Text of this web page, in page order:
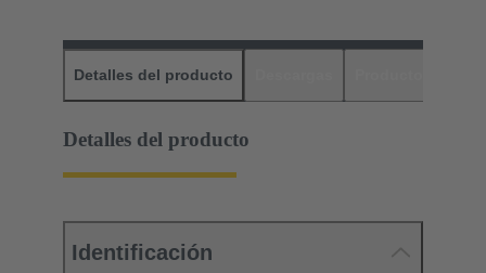
Detalles del producto
Detalles del producto
Identificación